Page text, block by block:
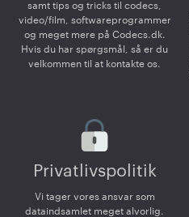
samt tips og tricks til codecs,
video/film, softwareprogrammer
og meget mere på Codecs.dk.
Hvis du har spørgsmål, så er du
velkommen til at kontakte os.
Privatlivspolitik
Vi tager vores ansvar som
dataindsamlet meget alvorlig.